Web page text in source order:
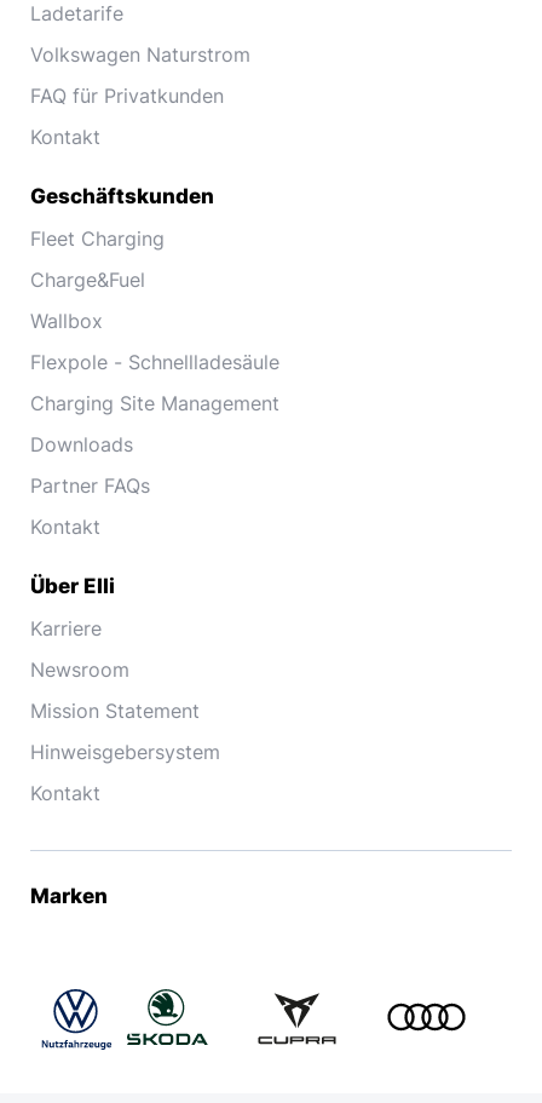
Ladetarife
Volkswagen Naturstrom
FAQ für Privatkunden
Kontakt
Geschäftskunden
Fleet Charging
Charge&Fuel
Wallbox
Flexpole - Schnellladesäule
Charging Site Management
Downloads
Partner FAQs
Kontakt
Über Elli
Karriere
Newsroom
Mission Statement
Hinweisgebersystem
Kontakt
Marken